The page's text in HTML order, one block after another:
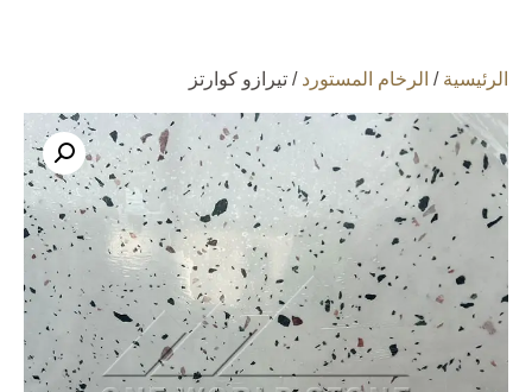
الرئيسية / الرخام المستورد / تيرازو كوارتز